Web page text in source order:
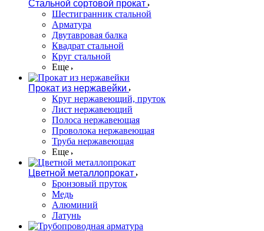
Стальной сортовой прокат
Шестигранник стальной
Арматура
Двутавровая балка
Квадрат стальной
Круг стальной
Еще
Прокат из нержавейки
Круг нержавеющий, пруток
Лист нержавеющий
Полоса нержавеющая
Проволока нержавеющая
Труба нержавеющая
Еще
Цветной металлопрокат
Бронзовый пруток
Медь
Алюминий
Латунь